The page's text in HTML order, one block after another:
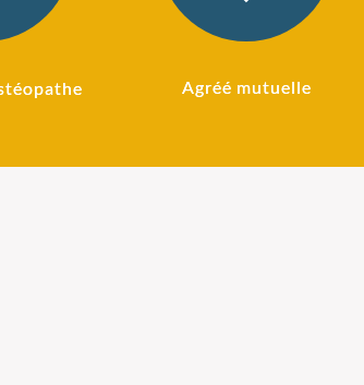
Agréé mutuelle